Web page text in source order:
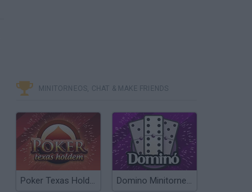
MINITORNEOS, CHAT & MAKE FRIENDS
Poker Texas Hold’em Domino Minitorneos